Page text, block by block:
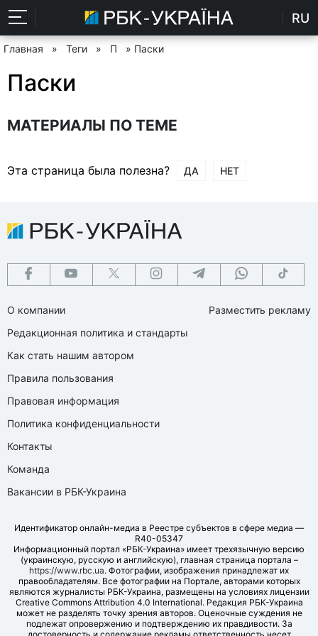
RU
Главная » Теги » П » Паски
Паски
МАТЕРИАЛЫ ПО ТЕМЕ
Эта страница была полезна? ДА НЕТ
О компании
Редакционная политика и стандарты
Как стать нашим автором
Правила пользования
Правовая информация
Политика конфиденциальности
Контакты
Команда
Вакансии в РБК-Украина
Разместить рекламу
Идентификатор онлайн-медиа в Реестре субъектов в сфере медиа —
R40-05347
Информационный портал «РБК-Украина» имеет трехязычную версию
(украинскую, русскую и английскую), главная страница портала –
https://www.rbc.ua. Фотографии, изображения принадлежат их
правообладателям. Все фотографии на Портале, авторами которых
являются журналисты РБК-Украина, размещены на условиях лицензии
Creative Commons Attribution 4.0 International. Редакция РБК-Украина
может не разделять точку зрения авторов. Оценочные суждения не
подлежат опровержению и подтверждению их правдивости. За